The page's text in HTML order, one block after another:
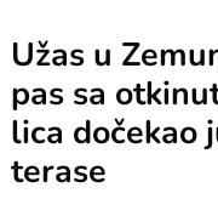
Užas u
pas sa
lica dočekao
terase